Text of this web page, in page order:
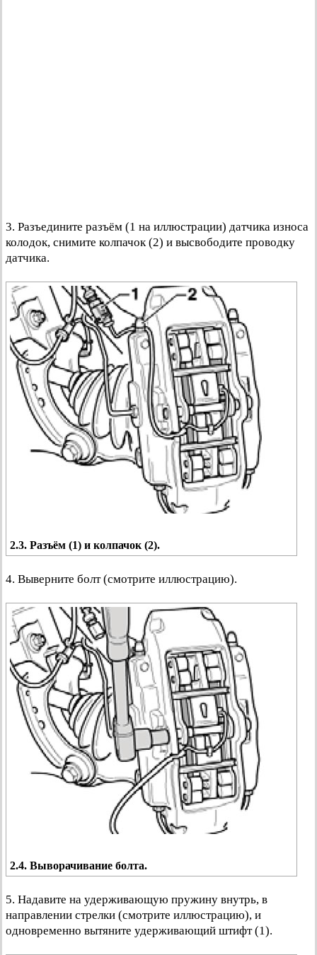
3. Разъедините разъём (1 на иллюстрации) датчика износа
колодок, снимите колпачок (2) и высвободите проводку
датчика.
2.3. Разъём (1) и колпачок (2).
4. Выверните болт (смотрите иллюстрацию).
2.4. Выворачивание болта.
5. Надавите на удерживающую пружину внутрь, в
направлении стрелки (смотрите иллюстрацию), и
одновременно вытяните удерживающий штифт (1).